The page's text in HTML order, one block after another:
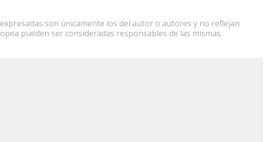
son únicamente los del autor o autores y no reflejan
pueden ser consideradas responsables de las mismas.